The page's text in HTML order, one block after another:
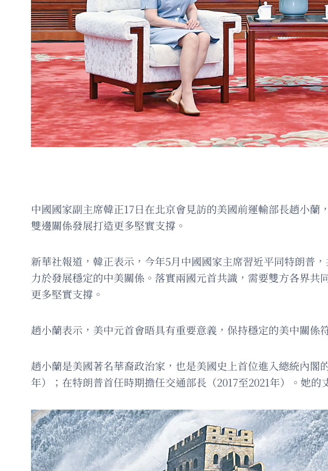
中國國家副主席韓正17日在北京會見訪的美國前運輸部長趙小
雙邊關係發展打造更多堅實支撐。
新華社報道，韓正表示，今年5月中國國家主席習近平同特朗普
力於發展穩定的中美關係。落實兩國元首共識，需要雙方各界
更多堅實支撐。
趙小蘭表示，美中元首會晤具有重要意義，保持穩定的美中關
趙小蘭是美國著名華裔政治家，也是美國史上首位進入總統內
年）；在特朗普首任時期擔任交通部長（2017至2021年）。她